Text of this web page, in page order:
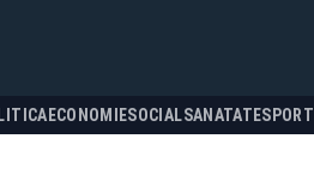
ECONOMIESOCIALSANATATESPORT